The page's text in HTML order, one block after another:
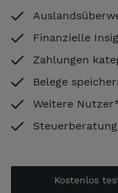
Finanzielle
Zahlungen
Belege
Weitere
Kostenlos